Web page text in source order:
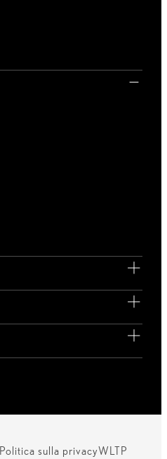
Politica sulla privacyWLTP